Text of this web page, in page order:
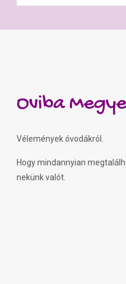
Oviba
Vélemények óvodákról.
Hogy mindannyian
nekünk valót.